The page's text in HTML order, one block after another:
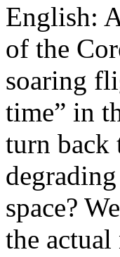
English:
of the
soaring
time” in
turn back
space?
the actual